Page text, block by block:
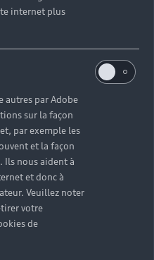
internet plus
autres par Adobe
sur la façon
par exemple les
et la façon
Ils nous aident à
et donc à
Veuillez noter
votre
de